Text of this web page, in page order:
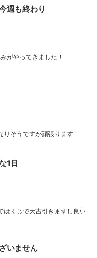
週も終わり
がやってきました！
りそうですが頑張ります
1日
はくじで大吉引きますし良い
いません